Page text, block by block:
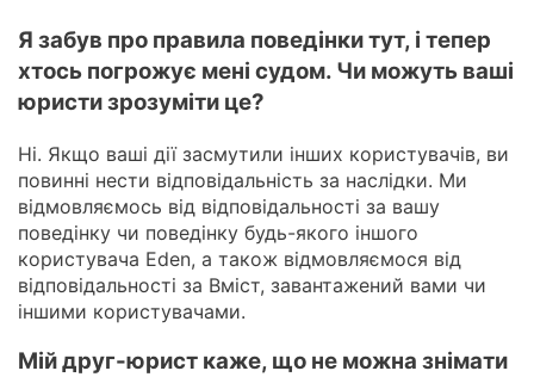
Я забув про правила поведінки тут, і тепер
хтось погрожує мені судом. Чи можуть ваші
юристи зрозуміти це?
Ні. Якщо ваші дії засмутили інших користувачів, ви
повинні нести відповідальність за наслідки. Ми
відмовляємось від відповідальності за вашу
поведінку чи поведінку будь-якого іншого
користувача Eden, а також відмовляємося від
відповідальності за Вміст, завантажений вами чи
іншими користувачами.
Мій друг-юрист каже, що не можна знімати